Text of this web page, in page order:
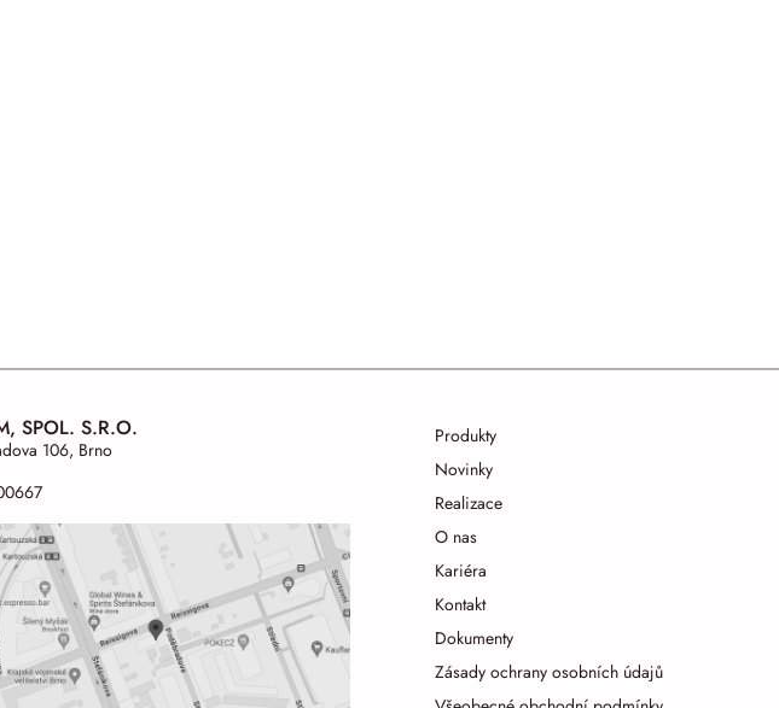
SPOL. S.R.O.
106, Brno
Produkty
Novinky
Realizace
O nas
Kariéra
Kontakt
Dokumenty
Zásady ochrany osobních údajů